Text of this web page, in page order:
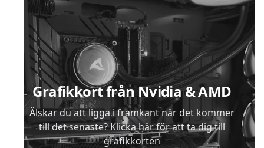
Grafikkort från Nvidia & AMD
Älskar du att ligga i framkant när det kommer
till det senaste? Klicka här för att ta dig till
grafikkorten